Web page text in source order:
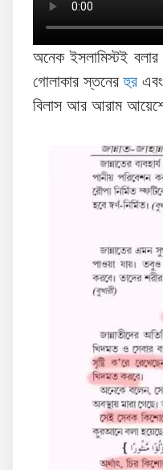
অনেক ইসলামিস্টই
গোলাকার স্তনেরহুর
বিলাস আর আরাম